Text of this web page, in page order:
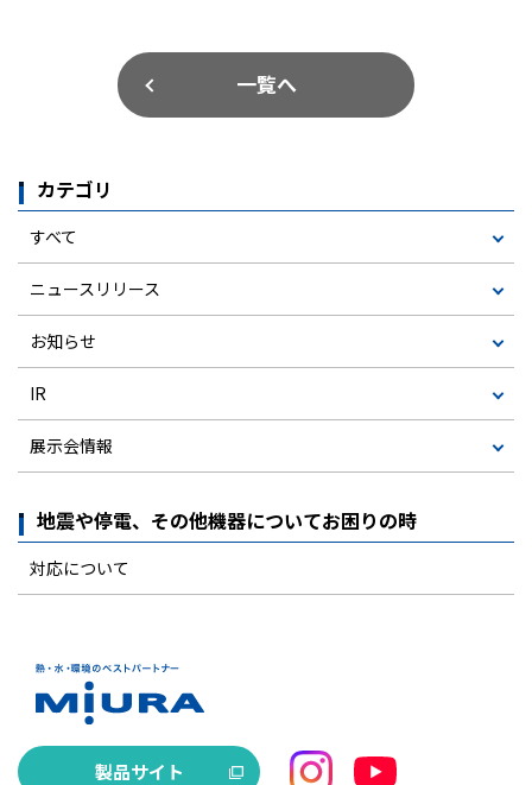
一覧へ
カテゴリ
すべて
ニュースリリース
お知らせ
IR
展示会情報
地震や停電、その他機器についてお困りの時
対応について
製品サイト